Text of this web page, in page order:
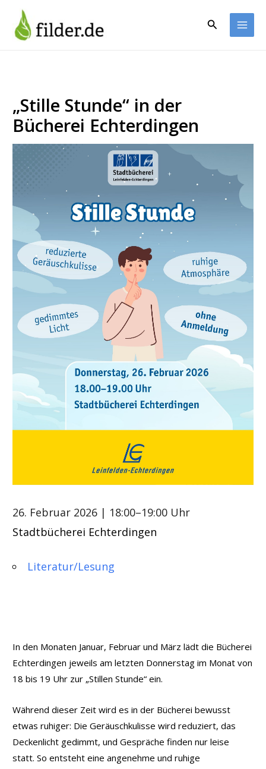
Inhalt
springen
Suchen
„Stille Stunde“ in der
Bücherei Echterdingen
26. Februar 2026 | 18:00–19:00 Uhr
Stadtbücherei Echterdingen
Literatur/Lesung
In den Monaten Januar, Februar und März lädt die Bücherei
Echterdingen jeweils am letzten Donnerstag im Monat von
18 bis 19 Uhr zur „Stillen Stunde“ ein.
Während dieser Zeit wird es in der Bücherei bewusst
etwas ruhiger: Die Geräuschkulisse wird reduziert, das
Deckenlicht gedimmt, und Gespräche finden nur leise
statt. So entsteht eine angenehme und ruhige